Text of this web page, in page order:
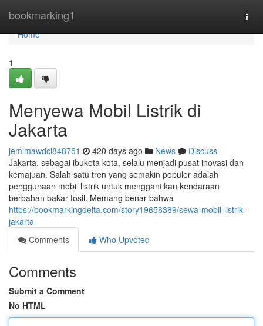
bookmarking1
Home
Home
1
Menyewa Mobil Listrik di
Jakarta
jemimawdcl848751 420 days ago News
Discuss
Jakarta, sebagai ibukota kota, selalu menjadi pusat inovasi dan
kemajuan. Salah satu tren yang semakin populer adalah
penggunaan mobil listrik untuk menggantikan kendaraan
berbahan bakar fosil. Memang benar bahwa
https://bookmarkingdelta.com/story19658389/sewa-mobil-listrik-
jakarta
Comments
Who Upvoted
Comments
Submit a Comment
No HTML